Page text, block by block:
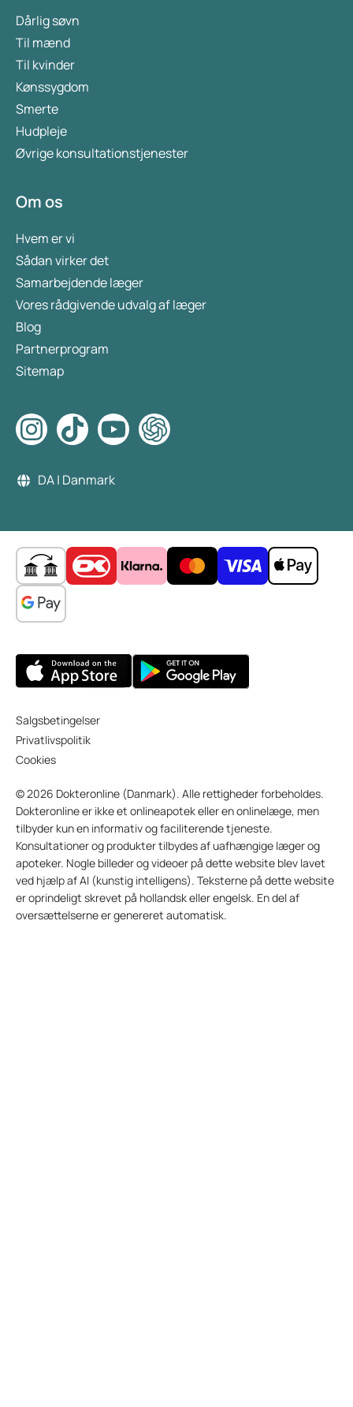
Dårlig søvn
Til mænd
Til kvinder
Kønssygdom
Smerte
Hudpleje
Øvrige konsultationstjenester
Om os
Hvem er vi
Sådan virker det
Samarbejdende læger
Vores rådgivende udvalg af læger
Blog
Partnerprogram
Sitemap
DA | Danmark
Salgsbetingelser
Privatlivspolitik
Cookies
© 2026 Dokteronline (Danmark). Alle rettigheder forbeholdes.
Dokteronline er ikke et onlineapotek eller en onlinelæge, men
tilbyder kun en informativ og faciliterende tjeneste.
Konsultationer og produkter tilbydes af uafhængige læger og
apoteker. Nogle billeder og videoer på dette website blev lavet
ved hjælp af AI (kunstig intelligens). Teksterne på dette website
er oprindeligt skrevet på hollandsk eller engelsk. En del af
oversættelserne er genereret automatisk.